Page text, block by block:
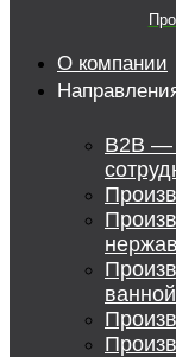
О компании
B2B —
ванной